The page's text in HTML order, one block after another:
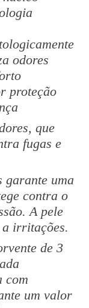
odores
proteção
que
fugas e
garante uma
contra o
A pele
a irritações.
de 3
com
um valor